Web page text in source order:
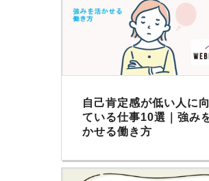
自己肯定感が低い人に
ている仕事10選｜強み
かせる働き方